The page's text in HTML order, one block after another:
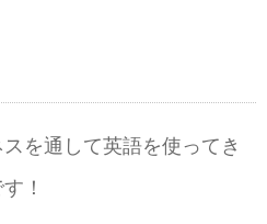
を通して英語を使ってき
！